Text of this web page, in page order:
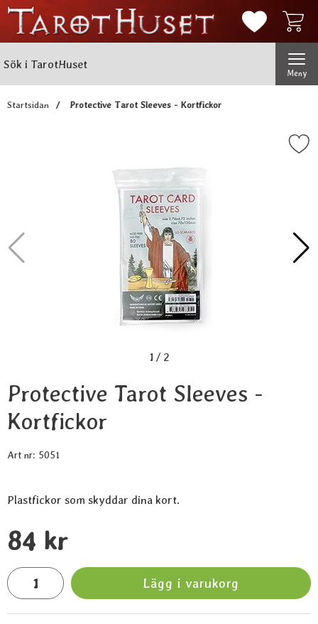
Mina
Meny
Startsidan Protective Tarot Sleeves - Kortfickor
Markera protective Tarot
1 / 2
Protective Tarot Sleeves -
Kortfickor
Art nr: 5051
Plastfickor som skyddar dina kort.
pris
84 kr
antal
Lägg i varukorg